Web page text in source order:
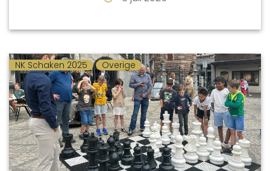
Naar aanleiding van het 100-jarig
jubileum van de Venlose
Schaakvereniging is het idee
geboren om het NK schaken naar
Venlo te halen.
Als onderdeel van de financiering
hiervan is de Club van 100
opgericht. Zowel particulieren als
NK Schaken 2025 Overige